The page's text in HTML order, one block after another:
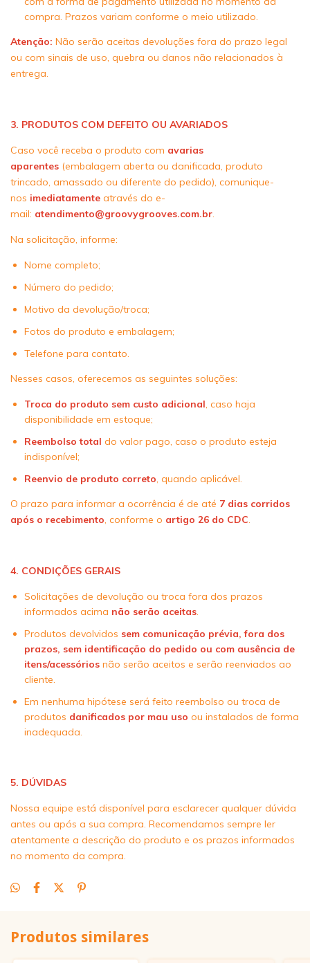
compra. Prazos variam conforme o meio utilizado.
Atenção: Não serão aceitas devoluções fora do prazo legal
ou com sinais de uso, quebra ou danos não relacionados à
entrega.
3. PRODUTOS COM DEFEITO OU AVARIADOS
Caso você receba o produto com avarias
aparentes (embalagem aberta ou danificada, produto
trincado, amassado ou diferente do pedido), comunique-
nos imediatamente através do e-
mail: atendimento@groovygrooves.com.br.
Na solicitação, informe:
Nome completo;
Número do pedido;
Motivo da devolução/troca;
Fotos do produto e embalagem;
Telefone para contato.
Nesses casos, oferecemos as seguintes soluções:
Troca do produto sem custo adicional, caso haja
disponibilidade em estoque;
Reembolso total do valor pago, caso o produto esteja
indisponível;
Reenvio de produto correto, quando aplicável.
O prazo para informar a ocorrência é de até 7 dias corridos
após o recebimento, conforme o artigo 26 do CDC.
4. CONDIÇÕES GERAIS
Solicitações de devolução ou troca fora dos prazos
informados acima não serão aceitas.
Produtos devolvidos sem comunicação prévia, fora dos
prazos, sem identificação do pedido ou com ausência de
itens/acessórios não serão aceitos e serão reenviados ao
cliente.
Em nenhuma hipótese será feito reembolso ou troca de
produtos danificados por mau uso ou instalados de forma
inadequada.
5. DÚVIDAS
Nossa equipe está disponível para esclarecer qualquer dúvida
antes ou após a sua compra. Recomendamos sempre ler
atentamente a descrição do produto e os prazos informados
no momento da compra.
Produtos similares